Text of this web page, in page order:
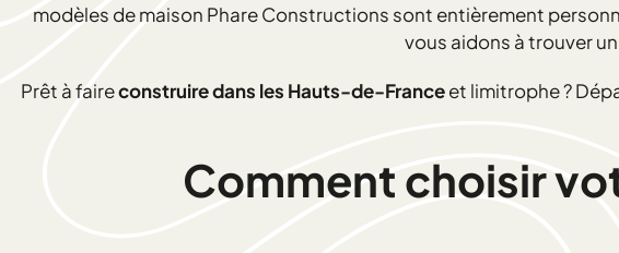
modèles de maison Phare Constructions sont entièrement
vous aidons à trouver
Prêt à faireconstruire dans les Hauts-de-Franceet limitrophe ?
Comment choisir